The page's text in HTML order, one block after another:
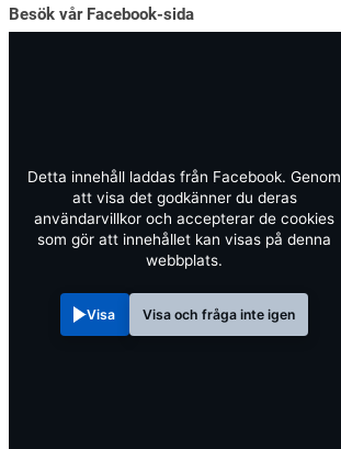
Besök vår Facebook-sida
Detta innehåll laddas från Facebook. Genom
att visa det godkänner du deras
användarvillkor och accepterar de cookies
som gör att innehållet kan visas på denna
webbplats.
Visa Visa och fråga inte igen